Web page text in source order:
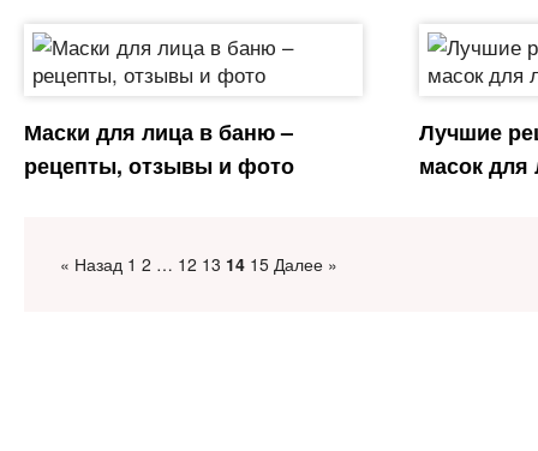
Маски для лица в баню –
рецепты, отзывы и фото
Лучшие
масок для
« Назад 1 2 … 12 13 14 15 Далее »